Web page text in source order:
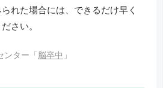
れた場合には、できるだけ早く
さい。
ンター「脳卒中 」